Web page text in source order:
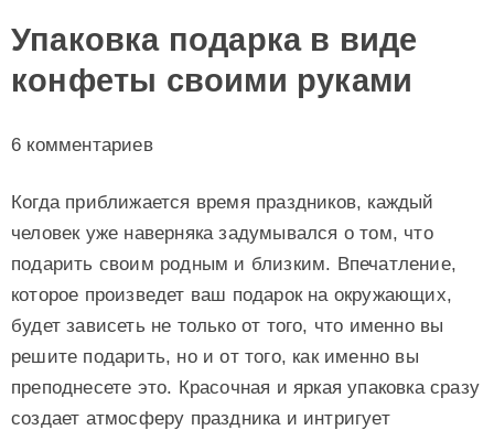
Упаковка подарка в виде
конфеты своими руками
6 комментариев
Когда приближается время праздников, каждый
человек уже наверняка задумывался о том, что
подарить своим родным и близким. Впечатление,
которое произведет ваш подарок на окружающих,
будет зависеть не только от того, что именно вы
решите подарить, но и от того, как именно вы
преподнесете это. Красочная и яркая упаковка сразу
создает атмосферу праздника и интригует